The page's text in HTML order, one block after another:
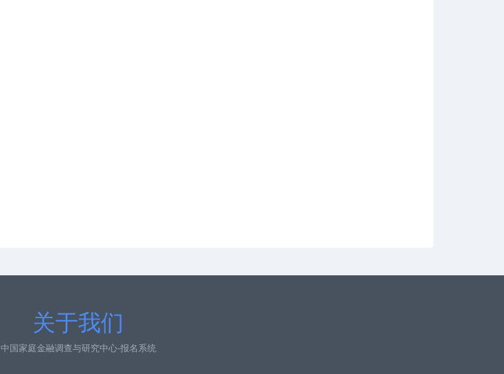
关于我们
中国家庭金融调查与研究中心-报名系统